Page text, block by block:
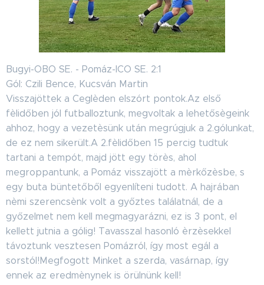
Bugyi-OBO SE. - Pomáz-ICO SE. 2:1
Gól: Czili Bence, Kucsván Martin
Visszajöttek a Ceglèden elszórt pontok.Az első
fèlidőben jól futballoztunk, megvoltak a lehetősègeink
ahhoz, hogy a vezetèsünk után megrúgjuk a 2.gólunkat,
de ez nem sikerült.A 2.fèlidőben 15 percig tudtuk
tartani a tempót, majd jött egy törès, ahol
megroppantunk, a Pomáz visszajött a mèrkőzèsbe, s
egy buta büntetőből egyenlíteni tudott. A hajrában
nèmi szerencsènk volt a győztes találatnál, de a
győzelmet nem kell megmagyarázni, ez is 3 pont, el
kellett jutnia a gólig! Tavasszal hasonló èrzèsekkel
távoztunk vesztesen Pomázról, így most egál a
sorstól!Megfogott Minket a szerda, vasárnap, így
ennek az eredmènynek is örülnünk kell!